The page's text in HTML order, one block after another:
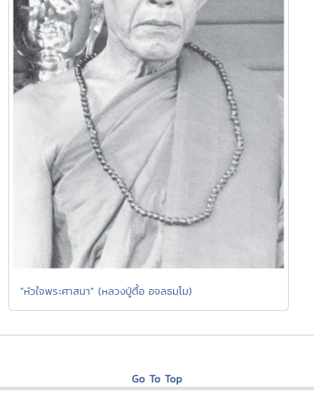
"หัวใจพระศาสนา" (หลวงปู่ตื้อ อจลธมฺโม)
Go To Top